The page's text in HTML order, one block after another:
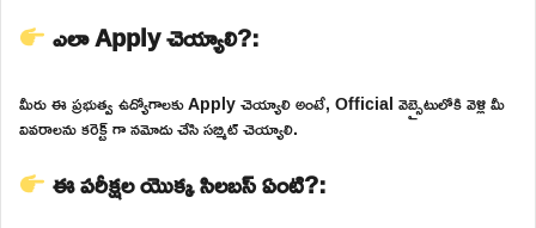
ఎలా Apply చెయ్యాలి?:
మీరు ఈ ప్రభుత్వ ఉద్యోగాలకు Apply చెయ్యాలి అంటే, Official వెబ్సైటులోకి వెళ్లి మీ
వివరాలను కరెక్ట్ గా నమోదు చేసి సబ్మిట్ చెయ్యాలి.
ఈ పరీక్షల యొక్క సిలబస్ ఏంటి?: